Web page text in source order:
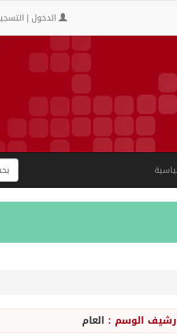
الدخول |
الوسم : العام